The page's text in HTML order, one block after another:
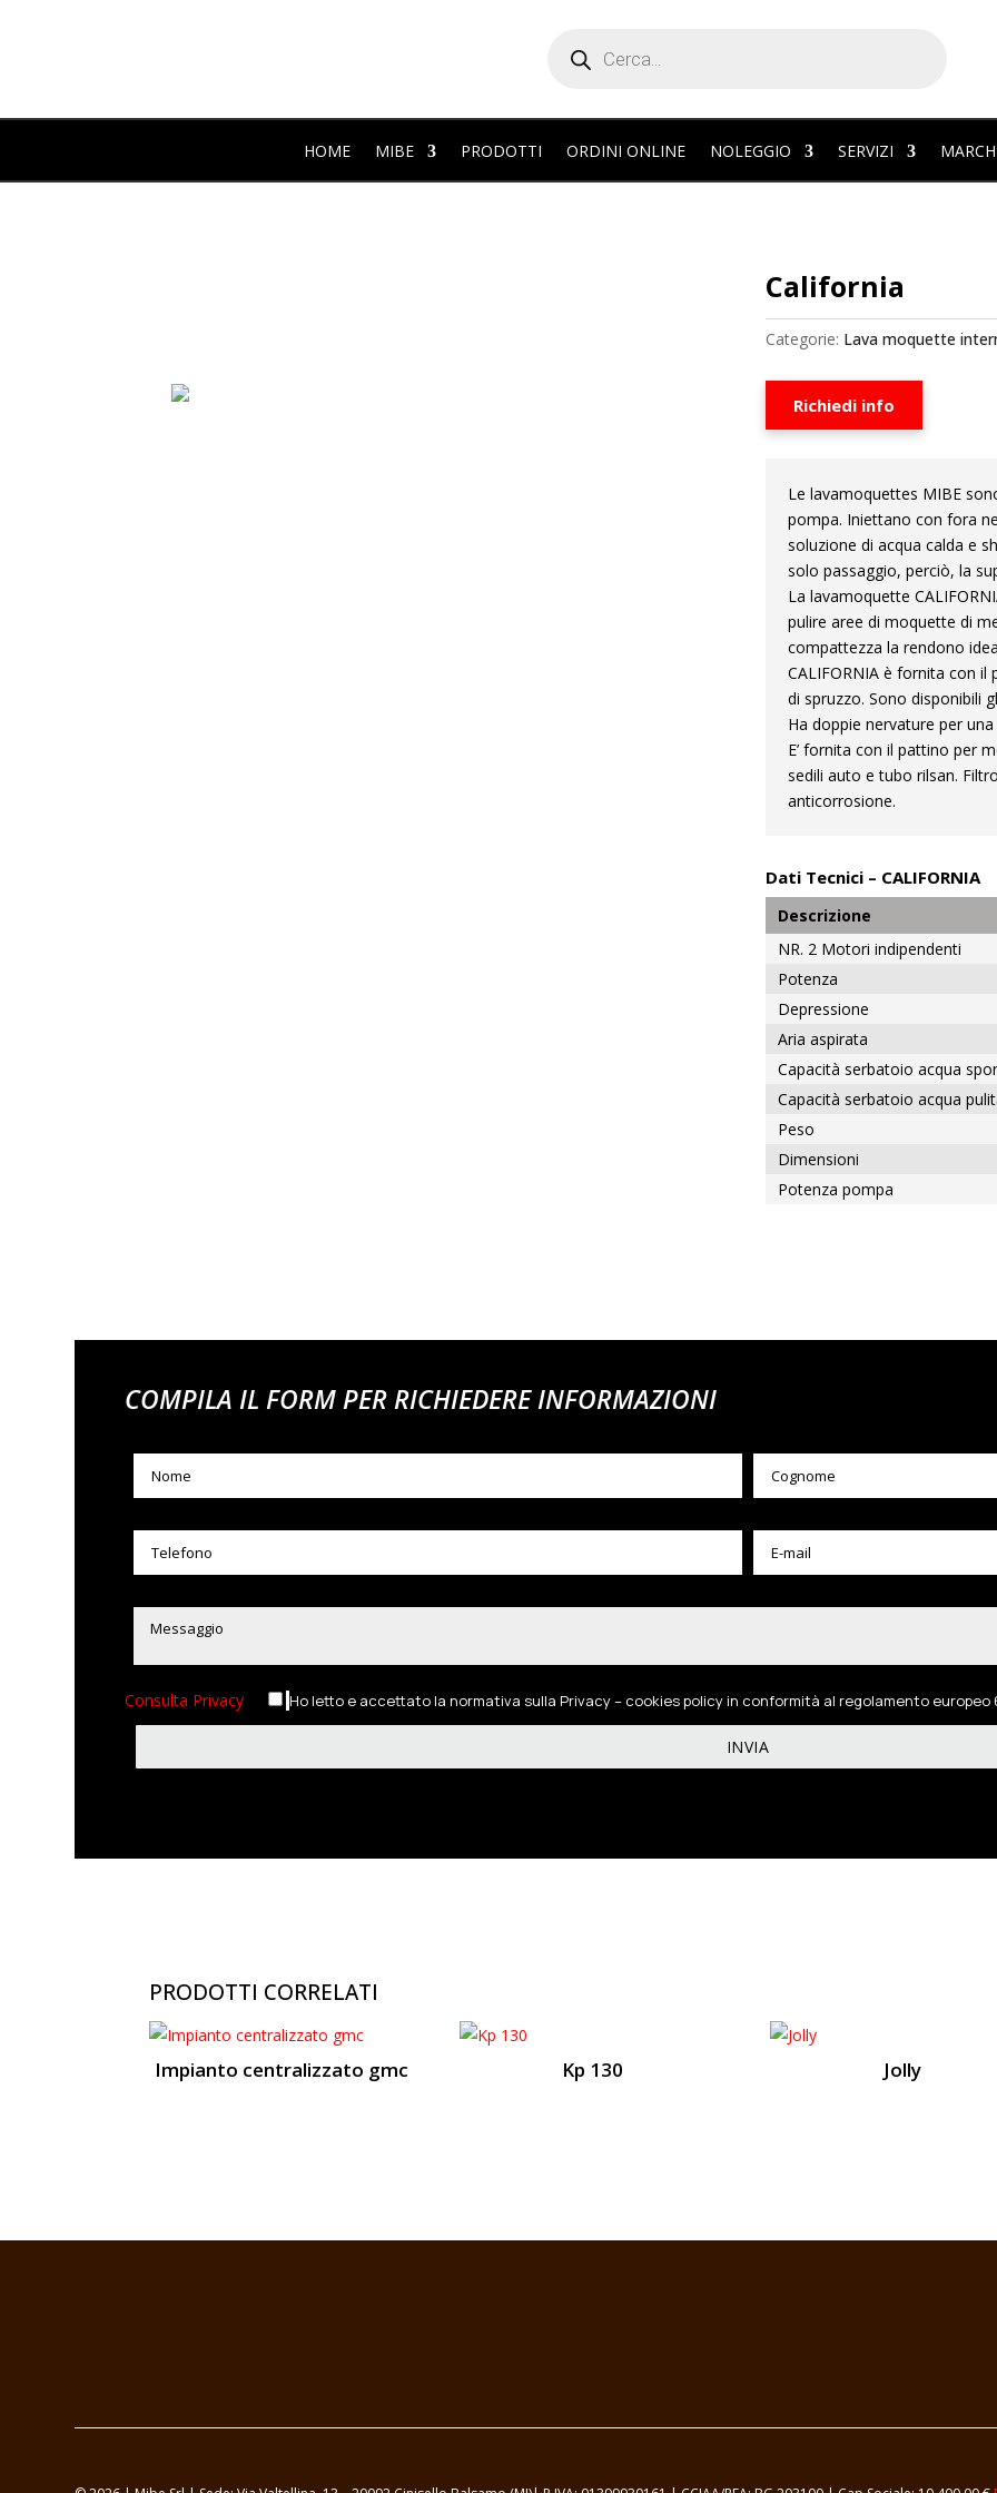
search
HOME MIBE PRODOTTI ORDINI ONLINE NOLEGGIO SERVIZI
California
Categorie: Lava moquette
Richiedi info
Le lavamoquettes MIBE
pompa. Iniettano con fora
soluzione di acqua calda e
solo passaggio, perciò, la
La lavamoquette
pulire aree di moquette di
compattezza la rendono
CALIFORNIA è fornita con
di spruzzo. Sono disponibili
Ha doppie nervature per
E’ fornita con il pattino per
sedili auto e tubo rilsan.
anticorrosione.
Dati Tecnici – CALIFORNIA
Descrizione
NR. 2 Motori indipendenti
Potenza
Depressione
Aria aspirata
Capacità serbatoio acqua
Capacità serbatoio acqua
Peso
Dimensioni
Potenza pompa
COMPILA IL FORM PER RICHIEDERE INFORMAZIONI
Consulta Privacy Ho letto e accettato la normativa sulla Privacy – cookies policy in conformità al regolamento europeo
PRODOTTI CORRELATI
Impianto centralizzato gmc Kp 130 Jolly